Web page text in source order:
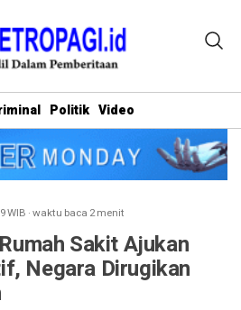
Politik Video
WIB ·waktu baca 2 menit
Sakit Ajukan
Negara Dirugikan